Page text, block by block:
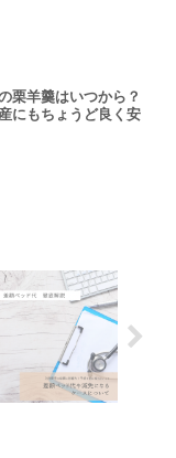
栗羊羹はいつから？
にもちょうど良く安